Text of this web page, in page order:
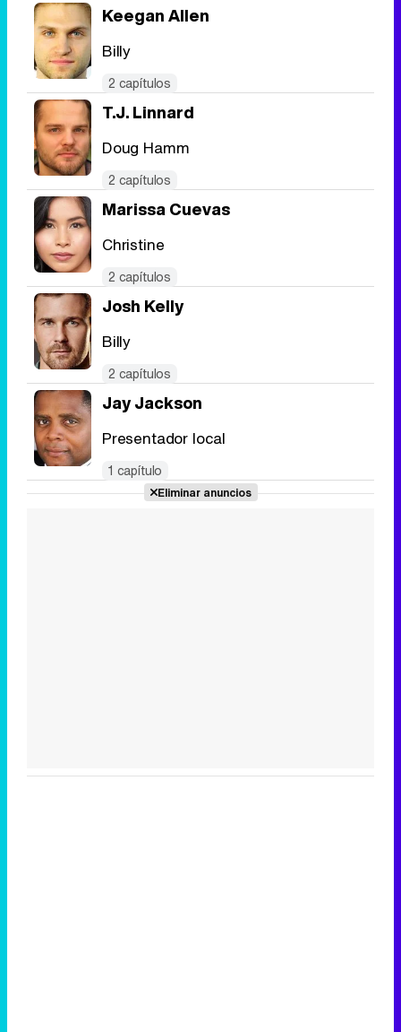
Keegan Allen
Billy
2 capítulos
T.J. Linnard
Doug Hamm
2 capítulos
Marissa Cuevas
Christine
2 capítulos
Josh Kelly
Billy
2 capítulos
Jay Jackson
Presentador local
1 capítulo
Eliminar anuncios